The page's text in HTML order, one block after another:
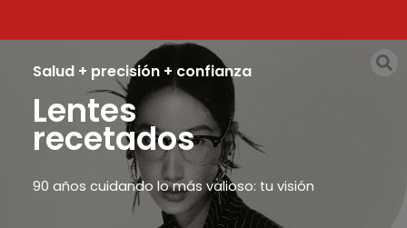
Salud + precisión + confianza
Lentes
recetados
90 años cuidando lo más valioso: tu visión